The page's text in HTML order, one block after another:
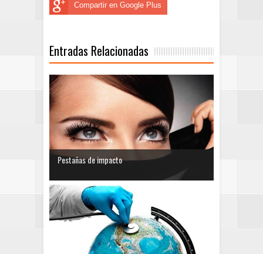
Compartir en Google Plus
Entradas Relacionadas
Pestañas de impacto